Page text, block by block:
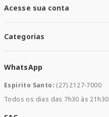
Santa Mais Exames
Santa Mais Serviços
Santa Mais Convenios
Acesse sua conta
Meus Pedidos
Categorias
Saúde e Bem-estar
Mamães e Bebê
WhatsApp
Espirito Santo: (27) 2127-7000
Todos os dias das 7h30 às 21h30